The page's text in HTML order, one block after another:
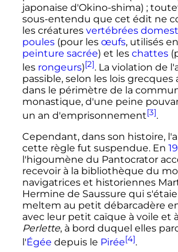
japonaise d'Okino-shima) ;
sous-entendu que cet édit ne
les créatures vertébrées
poules(pour les œufs, utilisés
peinture sacrée) et les chattes
les rongeurs)[2]. La violation de
passible, selon les lois grecques
dans le périmètre de la
monastique, d'une peine
un an d'emprisonnement[3].
Cependant, dans son histoire,
cette règle fut suspendue. En
l'higoumène du Pantocrator
recevoir à la bibliothèque du
navigatrices et historiennes
Hermine de Saussure qui
meltem au petit débarcadère
avec leur petit caïque à voile et
Perlette, à bord duquel elles
l'Égée depuis le Pirée[4].